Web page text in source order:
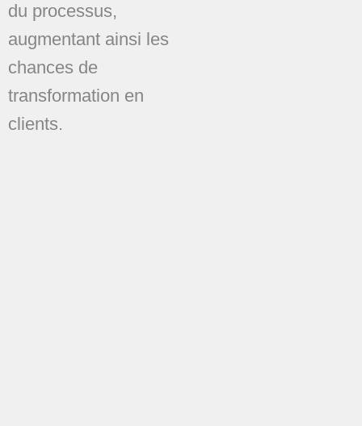
du processus,
augmentant ainsi les
chances de
transformation en
clients.